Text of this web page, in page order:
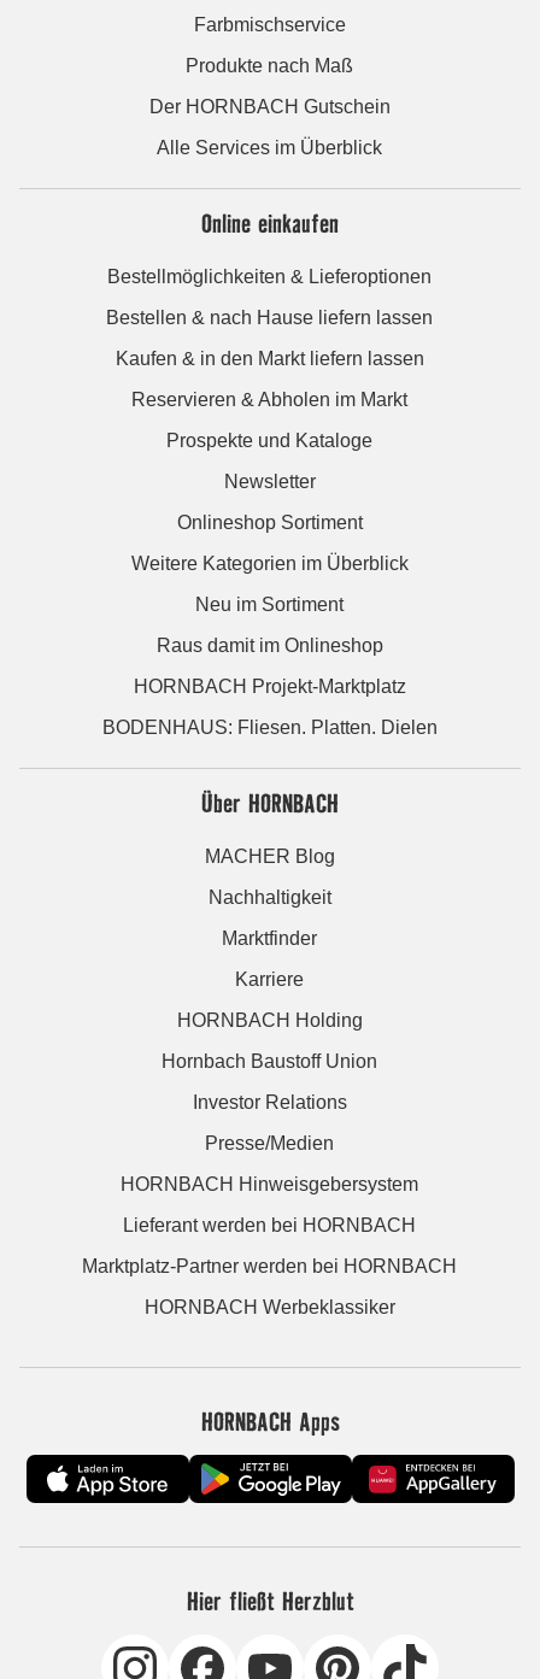
Farbmischservice
Produkte nach Maß
Der HORNBACH Gutschein
Alle Services im Überblick
Online einkaufen
Bestellmöglichkeiten & Lieferoptionen
Bestellen & nach Hause liefern lassen
Kaufen & in den Markt liefern lassen
Reservieren & Abholen im Markt
Prospekte und Kataloge
Newsletter
Onlineshop Sortiment
Weitere Kategorien im Überblick
Neu im Sortiment
Raus damit im Onlineshop
HORNBACH Projekt-Marktplatz
BODENHAUS: Fliesen. Platten. Dielen
Über HORNBACH
MACHER Blog
Nachhaltigkeit
Marktfinder
Karriere
HORNBACH Holding
Hornbach Baustoff Union
Investor Relations
Presse/Medien
HORNBACH Hinweisgebersystem
Lieferant werden bei HORNBACH
Marktplatz-Partner werden bei HORNBACH
HORNBACH Werbeklassiker
HORNBACH Apps
Hier fließt Herzblut